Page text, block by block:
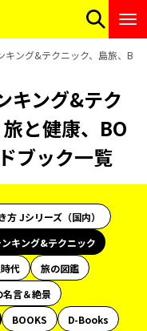
ング&テクニック、島旅、
キング&テク
と健康、BO
ブック一覧
方 Jシリーズ（国内）
ンキング&テクニック
代
旅の図鑑
言＆絶景
BOOKS
D-Books